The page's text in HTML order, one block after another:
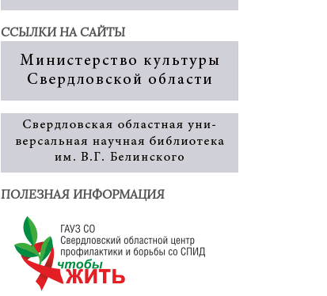
ССЫЛКИ НА САЙТЫ
ПОЛЕЗНАЯ ИНФОРМАЦИЯ